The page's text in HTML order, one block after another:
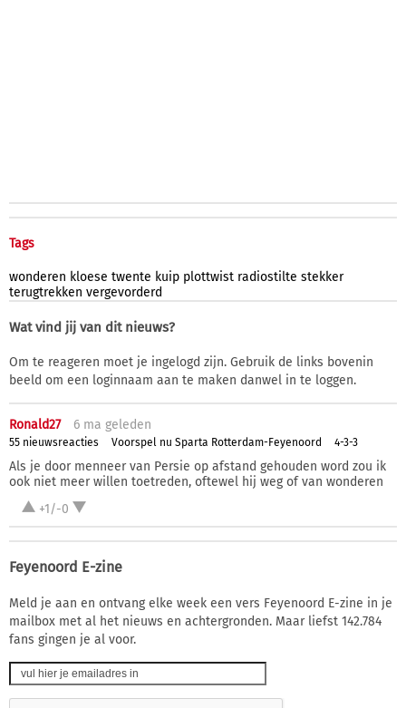
Tags
wonderen kloese twente kuip plottwist radiostilte stekker
terugtrekken vergevorderd
Wat vind jij van dit nieuws?
Om te reageren moet je ingelogd zijn. Gebruik de links bovenin
beeld om een loginnaam aan te maken danwel in te loggen.
Ronald27 6 ma geleden
55 nieuwsreacties Voorspel nu Sparta Rotterdam-Feyenoord 4-3-3
Als je door menneer van Persie op afstand gehouden word zou ik
ook niet meer willen toetreden, oftewel hij weg of van wonderen
+1/-0
Feyenoord E-zine
Meld je aan en ontvang elke week een vers Feyenoord E-zine in je
mailbox met al het nieuws en achtergronden. Maar liefst 142.784
fans gingen je al voor.